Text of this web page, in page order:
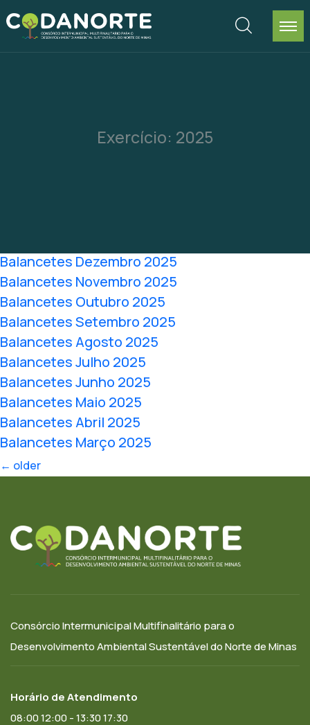
Exercício: 2025
Balancetes Dezembro 2025
Balancetes Novembro 2025
Balancetes Outubro 2025
Balancetes Setembro 2025
Balancetes Agosto 2025
Balancetes Julho 2025
Balancetes Junho 2025
Balancetes Maio 2025
Balancetes Abril 2025
Balancetes Março 2025
← older
Consórcio Intermunicipal Multifinalitário para o
Desenvolvimento Ambiental Sustentável do Norte de Minas
Horário de Atendimento
08:00 12:00 - 13:30 17:30